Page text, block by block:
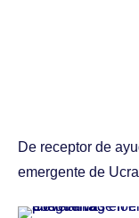
De receptor de
emergente de